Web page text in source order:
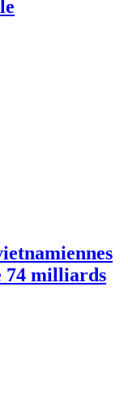
74 milliards